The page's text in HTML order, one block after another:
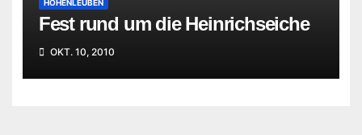
HOHENLEUBEN
Fest rund um die Heinrichseiche
OKT. 10, 2010